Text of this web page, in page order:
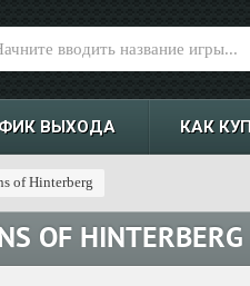
ВЫХОДА КАК
of Hinterberg
OF HINTERBERG